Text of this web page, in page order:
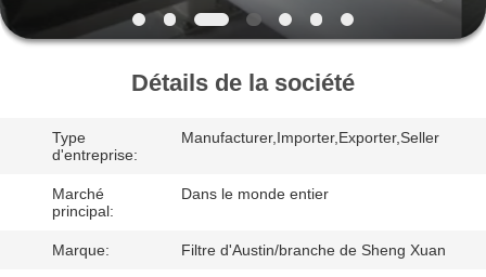
DE
NOUS
D'USINE
CONTRÔLE
Détails de la société
Type
d'entreprise:
Manufacturer,Importer,Exporter,Seller
Marché
principal:
Dans le monde entier
Marque: Filtre d'Austin/branche de Sheng Xuan